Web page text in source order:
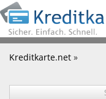
Kreditkarte.net »